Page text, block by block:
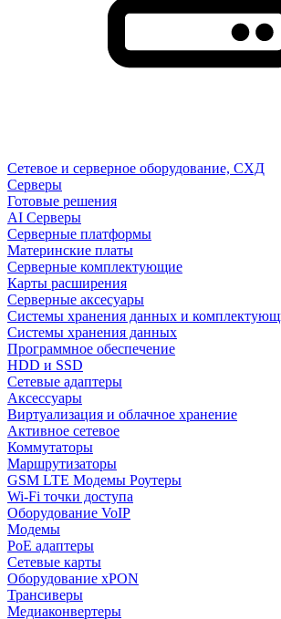
Сетевое и серверное оборудование, СХД
Cерверы
Готовые решения
AI Серверы
Серверные платформы
Материнские платы
Серверные комплектующие
Карты расширения
Серверные аксесуары
Системы хранения данных и
Системы хранения данных
Программное обеспечение
HDD и SSD
Сетевые адаптеры
Аксессуары
Виртуализация и облачное хранение
Активное сетевое
Коммутаторы
Маршрутизаторы
GSM LTE Модемы Роутеры
Wi-Fi точки доступа
Оборудование VoIP
Модемы
PoE адаптеры
Сетевые карты
Оборудование xPON
Трансиверы
Медиаконвертеры